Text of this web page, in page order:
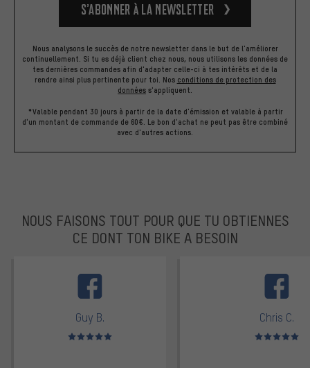
S’abonner à la newsletter
Nous analysons le succès de notre newsletter dans le but de l'améliorer
continuellement. Si tu es déjà client chez nous, nous utilisons les données de
tes dernières commandes afin d'adapter celle-ci à tes intérêts et de la
rendre ainsi plus pertinente pour toi. Nos conditions de protection des
données s'appliquent.
*Valable pendant 30 jours à partir de la date d'émission et valable à partir
d'un montant de commande de 60€. Le bon d'achat ne peut pas être combiné
avec d'autres actions.
NOUS FAISONS TOUT POUR QUE TU OBTIENNES
CE DONT TON BIKE A BESOIN
Guy B.
Note moyenne : 5 sur 5
Chris C.
Note moyenne :